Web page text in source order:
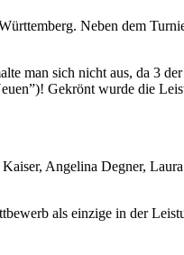
Neben dem
man sich nicht aus, da 3
Gekrönt wurde die
Angelina Degner,
als einzige in der